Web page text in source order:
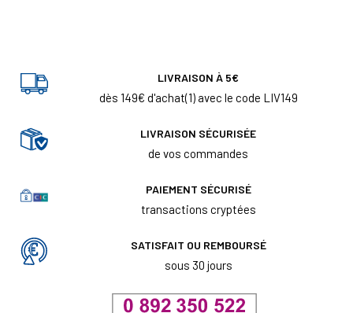
LIVRAISON À 5€
dès 149€ d'achat(1) avec le code LIV149
LIVRAISON SÉCURISÉE
de vos commandes
PAIEMENT SÉCURISÉ
transactions cryptées
SATISFAIT OU REMBOURSÉ
sous 30 jours